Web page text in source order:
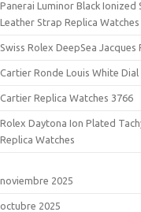
Panerai Luminor Black Ionized
Leather Strap Replica Watches
Swiss Rolex DeepSea Jacques
Cartier Ronde Louis White
Cartier Replica Watches 3766
Rolex Daytona Ion Plated
Replica Watches
noviembre 2025
octubre 2025